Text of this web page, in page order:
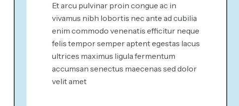
Et arcu pulvinar proin congue ac in
vivamus nibh lobortis nec ante ad cubilia
enim commodo venenatis efficitur neque
felis tempor semper aptent egestas lacus
ultrices maximus ligula fermentum
accumsan senectus maecenas sed dolor
velit amet